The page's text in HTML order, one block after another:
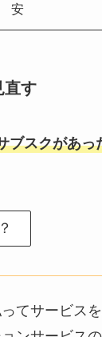
安
す
ブスクがあっ
てサービス